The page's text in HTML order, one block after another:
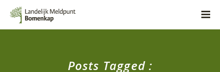
Posts Tagged :